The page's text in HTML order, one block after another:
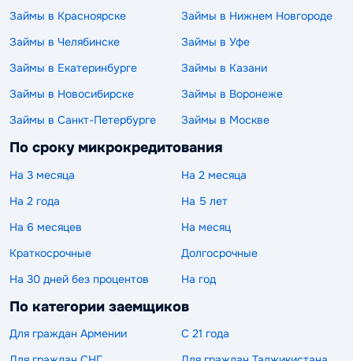
Займы в Красноярске
Займы в Нижнем Новгороде
Займы в Челябинске
Займы в Уфе
Займы в Екатеринбурге
Займы в Казани
Займы в Новосибирске
Займы в Воронеже
Займы в Санкт-Петербурге
Займы в Москве
По сроку микрокредитования
На 3 месяца
На 2 месяца
На 2 года
На 5 лет
На 6 месяцев
На месяц
Краткосрочные
Долгосрочные
На 30 дней без процентов
На год
По категории заемщиков
Для граждан Армении
С 21 года